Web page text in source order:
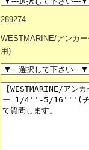
289274
WESTMARINE/アンカ
用)